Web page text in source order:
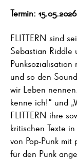
Termin: 15.05.2026
FLITTERN sind
Sebastian Riddle
Punksozialisation
und so den
wir Leben
kenne ich!“ und
FLITTERN ihre
kritischen Texte
von Pop-Punk
für den Punk